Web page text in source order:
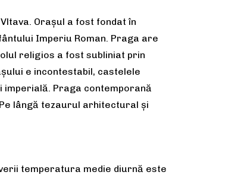
Orașul a fost fondat în
Imperiu Roman. Praga are
religios a fost subliniat prin
e incontestabil, castelele
Praga contemporană
lângă tezaurul arhitectural și
temperatura medie diurnă este